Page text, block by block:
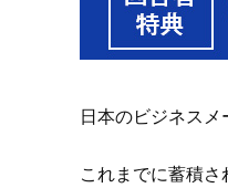
日本のビジネス
これまでに蓄積